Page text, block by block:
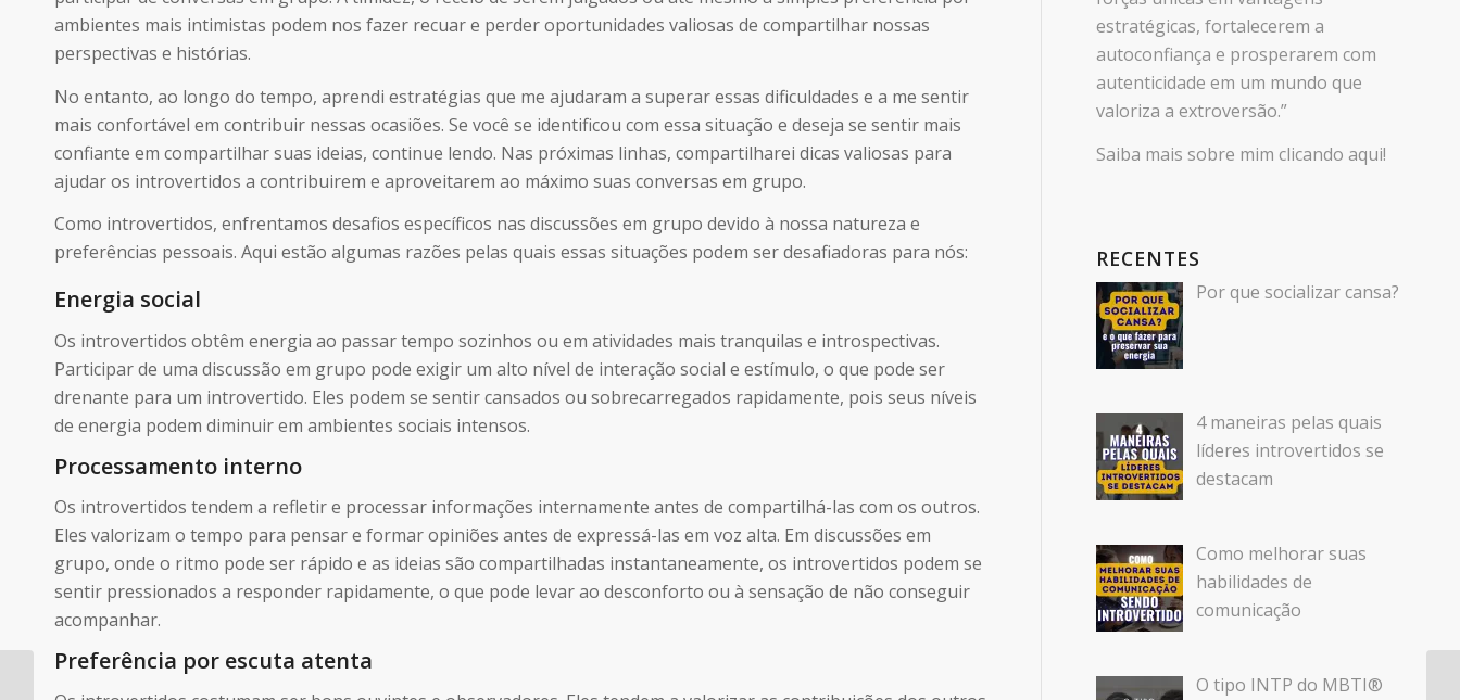
ambientes mais intimistas podem nos fazer recuar e perder oportunidades valiosas de compartilhar nossas
perspectivas e histórias.
No entanto, ao longo do tempo, aprendi estratégias que me ajudaram a superar essas dificuldades e a me sentir
mais confortável em contribuir nessas ocasiões. Se você se identificou com essa situação e deseja se sentir mais
confiante em compartilhar suas ideias, continue lendo. Nas próximas linhas, compartilharei dicas valiosas para
ajudar os introvertidos a contribuirem e aproveitarem ao máximo suas conversas em grupo.
Como introvertidos, enfrentamos desafios específicos nas discussões em grupo devido à nossa natureza e
preferências pessoais. Aqui estão algumas razões pelas quais essas situações podem ser desafiadoras para nós:
Energia social
Os introvertidos obtêm energia ao passar tempo sozinhos ou em atividades mais tranquilas e introspectivas.
Participar de uma discussão em grupo pode exigir um alto nível de interação social e estímulo, o que pode ser
drenante para um introvertido. Eles podem se sentir cansados ou sobrecarregados rapidamente, pois seus níveis
de energia podem diminuir em ambientes sociais intensos.
Processamento interno
Os introvertidos tendem a refletir e processar informações internamente antes de compartilhá-las com os outros.
Eles valorizam o tempo para pensar e formar opiniões antes de expressá-las em voz alta. Em discussões em
grupo, onde o ritmo pode ser rápido e as ideias são compartilhadas instantaneamente, os introvertidos podem se
sentir pressionados a responder rapidamente, o que pode levar ao desconforto ou à sensação de não conseguir
acompanhar.
Preferência por escuta atenta
estratégicas, fortalecerem a
autoconfiança e prosperarem com
autenticidade em um mundo que
valoriza a extroversão.”
Saiba mais sobre mim clicando aqui!
RECENTES
Por que socializar cansa?
4 maneiras pelas quais
líderes introvertidos se
destacam
Como melhorar suas
habilidades de
comunicação
O tipo INTP do MBTI®